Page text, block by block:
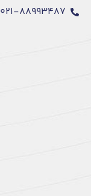
۰۲۱-۸۸۹۹۳۴۸۷